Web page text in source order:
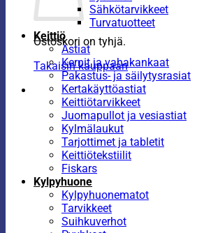
Ostoskori on tyhjä.
Takaisin kauppaan
Sähkötarvikkeet
Turvatuotteet
Keittiö
Astiat
Kernit ja vahakankaat
Pakastus- ja säilytysrasiat
Kertakäyttöastiat
Keittiötarvikkeet
Juomapullot ja vesiastiat
Kylmälaukut
Tarjottimet ja tabletit
Keittiötekstiilit
Fiskars
Kylpyhuone
Kylpyhuonematot
Tarvikkeet
Suihkuverhot